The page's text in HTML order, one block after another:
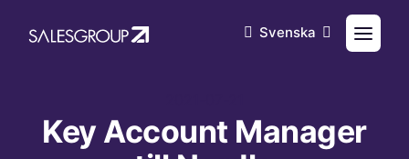
Svenska
Key Account Manager